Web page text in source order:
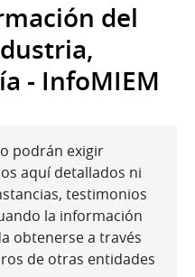
del
- InfoMIEM
podrán exigir
aquí detallados ni
testimonios
la información
obtenerse a través
de otras entidades